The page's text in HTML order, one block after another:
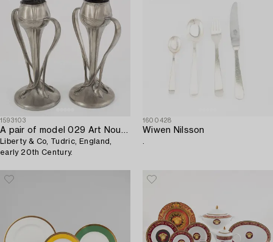
1593103
A pair of model 029 Art Nouveau pewter vases,
Liberty & Co, Tudric, England,
early 20th Century.
1600428
Wiwen Nilsson